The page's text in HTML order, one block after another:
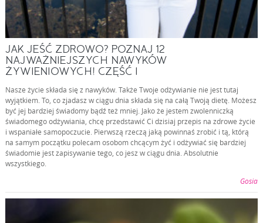
JAK JEŚĆ ZDROWO? POZNAJ 12
NAJWAŻNIEJSZYCH NAWYKÓW
ŻYWIENIOWYCH! CZĘŚĆ I
Nasze życie składa się z nawyków. Także Twoje odżywianie nie jest tutaj
wyjątkiem. To, co zjadasz w ciągu dnia składa się na całą Twoją dietę. Możesz
być jej bardziej świadomy bądź też mniej. Jako że jestem zwolenniczką
świadomego odżywiania, chcę przedstawić Ci dzisiaj przepis na zdrowe życie
i wspaniałe samopoczucie. Pierwszą rzeczą jaką powinnaś zrobić i tą, którą
na samym początku polecam osobom chcącym żyć i odżywiać się bardziej
świadomie jest zapisywanie tego, co jesz w ciągu dnia. Absolutnie
wszystkiego.
Gosia